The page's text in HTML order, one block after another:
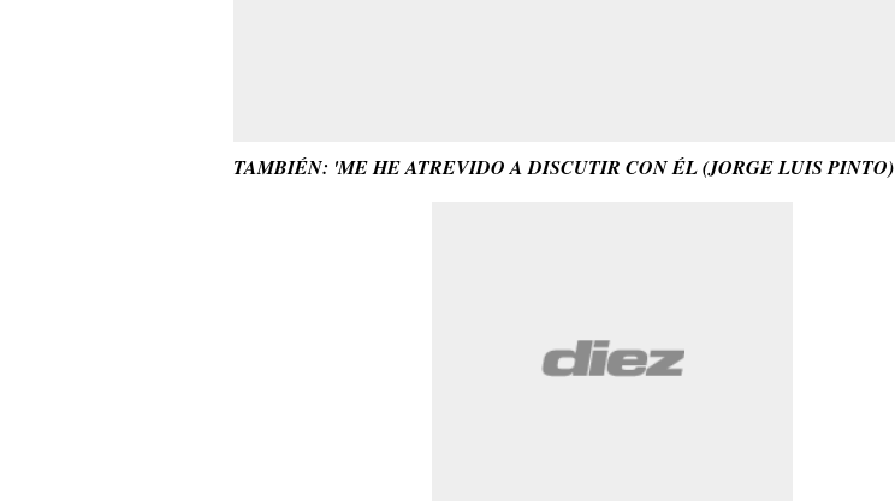
TAMBIÉN: 'ME HE ATREVIDO A DISCUTIR CON ÉL (JORGE LUIS PINTO)